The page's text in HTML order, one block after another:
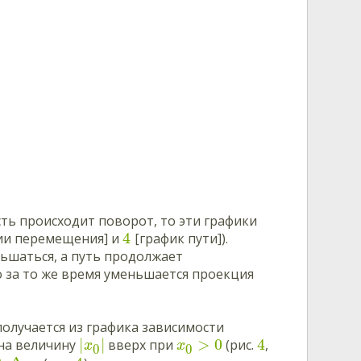
происходит поворот, то эти графики
перемещения] и4 [график пути]).
а путь продолжает
за то же время уменьшается проекция
из графика зависимости
величину |x0 | вверх приx0 > 0(рис. 4,